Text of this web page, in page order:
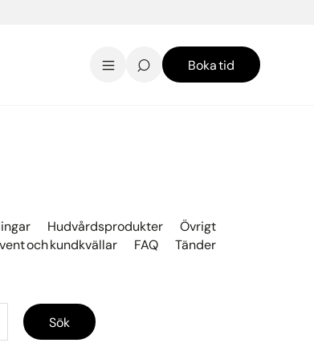
KontaktEnglish
Boka tid
Hudvårdsprodukter
Övrigt
och kundkvällar FAQ
Tänder
Sök